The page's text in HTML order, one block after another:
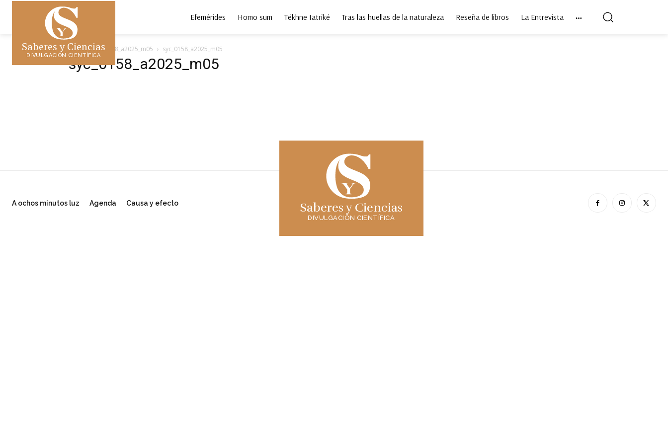
Saberes y Ciencias
DIVULGACIÓN CIENTÍFICA
Efemérides Homo sum Tékhne Iatriké Tras las huellas de la naturaleza Reseña de libros La Entrevista
Inicio syc_0158_a2025_m05 syc_0158_a2025_m05
syc_0158_a2025_m05
A ochos minutos luz Agenda Causa y efecto Saberes y Ciencias
DIVULGACIÓN CIENTÍFICA